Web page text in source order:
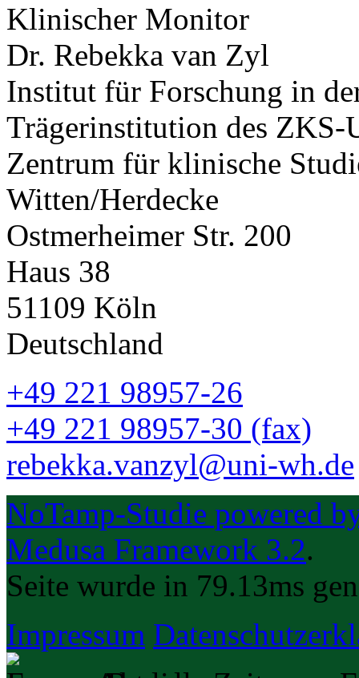
Klinischer Monitor
Dr. Rebekka van Zyl
Institut für Forschung in
Trägerinstitution des ZKS-
Zentrum für klinische
Witten/Herdecke
Ostmerheimer Str. 200
Haus 38
51109 Köln
Deutschland
+49 221 98957-26
+49 221 98957-30 (fax)
rebekka.vanzyl@uni-wh.de
NoTamp-Studie powered
Medusa Framework 3.2.
Seite wurde in 79.13ms
Impressum